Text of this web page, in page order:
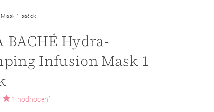
Mask 1 sáček
BACHÉ Hydra-
Infusion Mask 1
1 hodnocení